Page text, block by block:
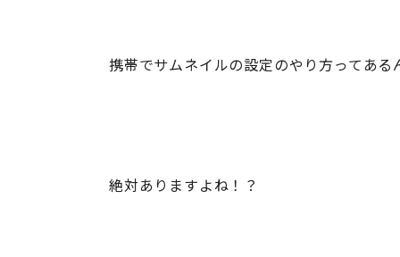
携帯でサムネイルの設定のやり方ってある
絶対ありますよね！？